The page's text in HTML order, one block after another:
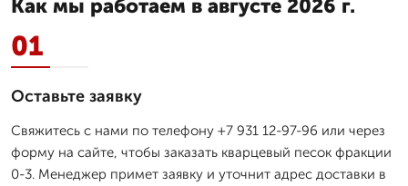
Как мы работаем в августе 2026 г.
01
Оставьте заявку
Свяжитесь с нами по телефону +7 931 12-97-96 или через
форму на сайте, чтобы заказать кварцевый песок фракции
0-3. Менеджер примет заявку и уточнит адрес доставки в